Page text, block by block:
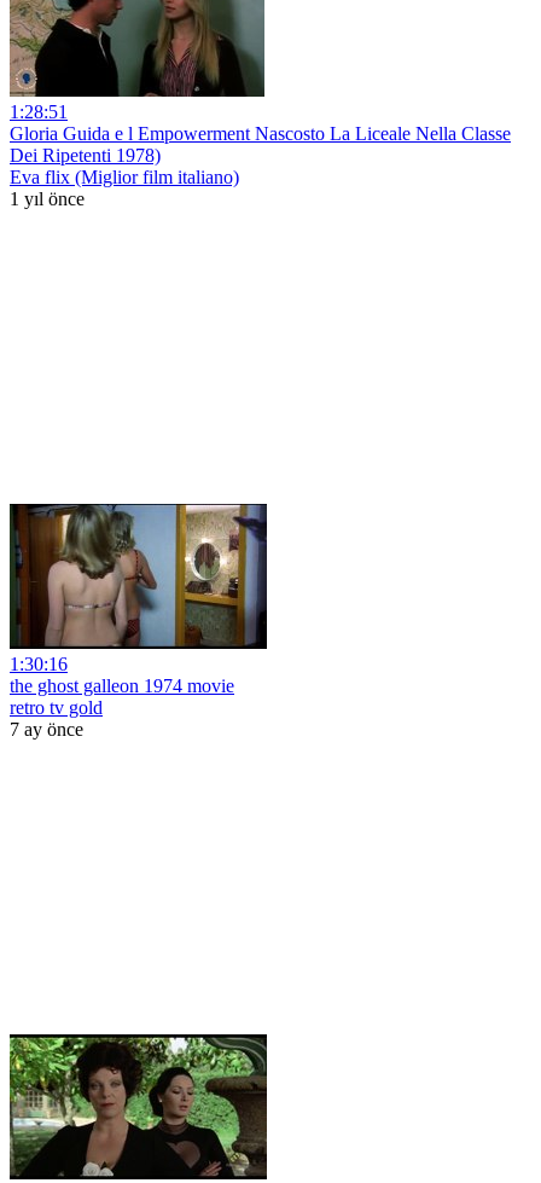
1:28:51
Gloria Guida e l Empowerment Nascosto La Liceale Nella Classe
Dei Ripetenti 1978)
Eva flix (Miglior film italiano)
1 yıl önce
1:30:16
the ghost galleon 1974 movie
retro tv gold
7 ay önce